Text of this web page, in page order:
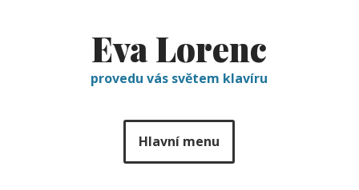
Eva Lorenc
provedu vás světem klavíru
Hlavní menu